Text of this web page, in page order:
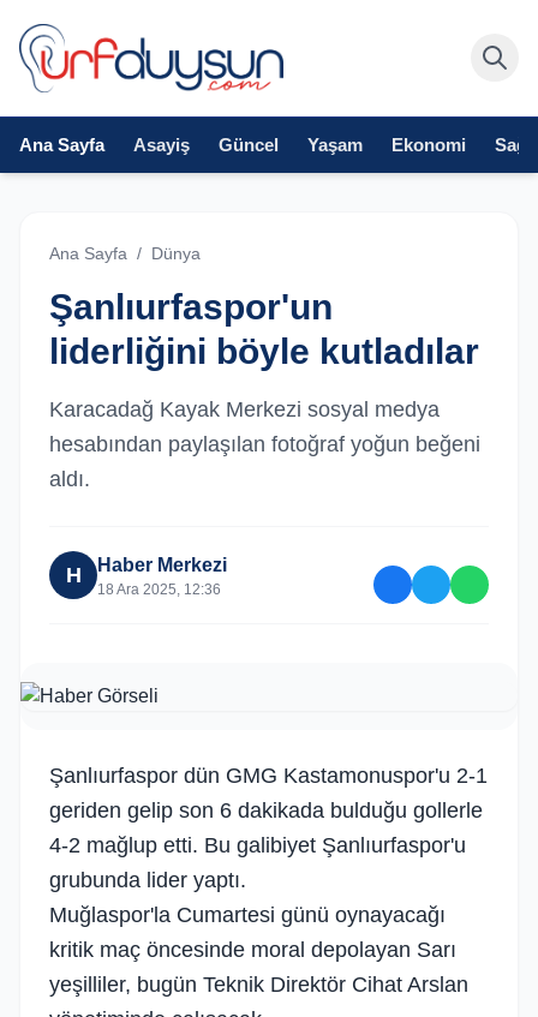
Ana Sayfa Asayiş Güncel Yaşam Ekonomi
Ana Sayfa / Dünya
Şanlıurfaspor'un
liderliğini böyle kutladılar
Karacadağ Kayak Merkezi sosyal medya
hesabından paylaşılan fotoğraf yoğun beğeni
aldı.
H Haber Merkezi
18 Ara 2025, 12:36
Şanlıurfaspor dün GMG Kastamonuspor'u 2-1
geriden gelip son 6 dakikada bulduğu gollerle
4-2 mağlup etti. Bu galibiyet Şanlıurfaspor'u
grubunda lider yaptı.
Muğlaspor'la Cumartesi günü oynayacağı
kritik maç öncesinde moral depolayan Sarı
yeşilliler, bugün Teknik Direktör Cihat Arslan